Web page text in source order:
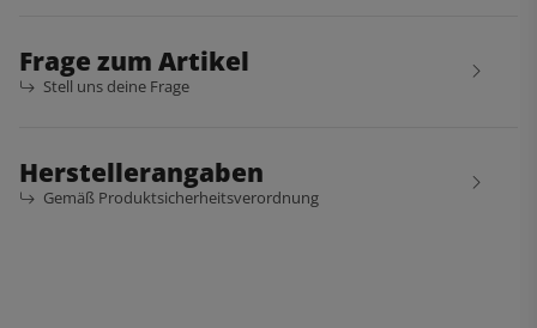
Frage zum Artikel
Stell uns deine Frage
Herstellerangaben
Gemäß Produktsicherheitsverordnung